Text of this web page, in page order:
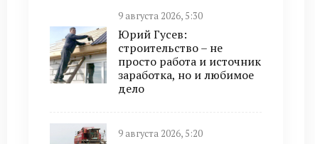
9 августа 2026, 5:30
Юрий Гусев:
строительство – не
просто работа и источник
заработка, но и любимое
дело
9 августа 2026, 5:20